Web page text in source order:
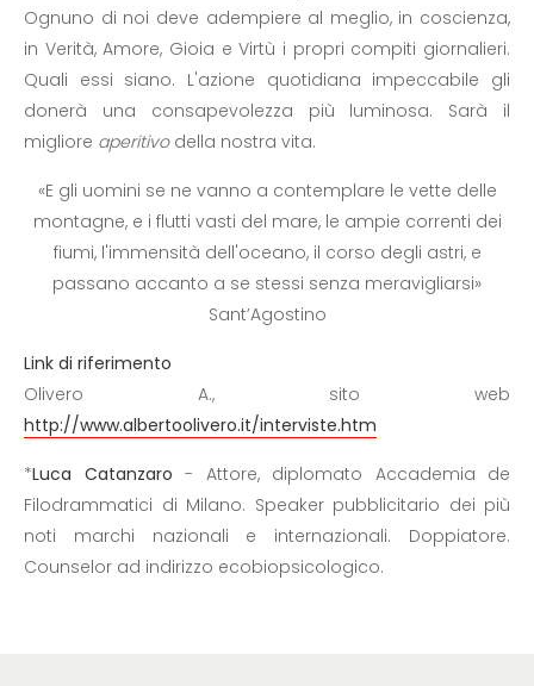
Ognuno di noi deve adempiere al meglio, in coscienza,
in Verità, Amore, Gioia e Virtù i propri compiti giornalieri.
Quali essi siano. L'azione quotidiana impeccabile gli
donerà una consapevolezza più luminosa. Sarà il
migliore aperitivodella nostra vita.
«E gli uomini se ne vanno a contemplare le vette delle
montagne, e i flutti vasti del mare, le ampie correnti dei
fiumi, l'immensità dell'oceano, il corso degli astri, e
passano accanto a se stessi senza meravigliarsi»
Sant’Agostino
Link di riferimento
Olivero A., sito web
http://www.albertoolivero.it/interviste.htm
*Luca Catanzaro - Attore, diplomato Accademia de
Filodrammatici di Milano. Speaker pubblicitario dei più
noti marchi nazionali e internazionali. Doppiatore.
Counselor ad indirizzo ecobiopsicologico.